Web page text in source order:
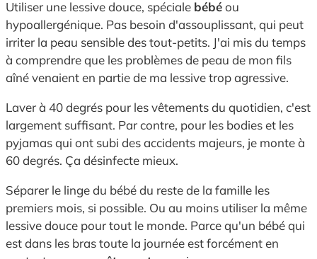
Utiliser une lessive douce, spéciale bébéou
hypoallergénique. Pas besoin d'assouplissant, qui peut
irriter la peau sensible des tout-petits. J'ai mis du temps
à comprendre que les problèmes de peau de mon fils
aîné venaient en partie de ma lessive trop agressive.
Laver à 40 degrés pour les vêtements du quotidien, c'est
largement suffisant. Par contre, pour les bodies et les
pyjamas qui ont subi des accidents majeurs, je monte à
60 degrés. Ça désinfecte mieux.
Séparer le linge du bébé du reste de la famille les
premiers mois, si possible. Ou au moins utiliser la même
lessive douce pour tout le monde. Parce qu'un bébé qui
est dans les bras toute la journée est forcément en